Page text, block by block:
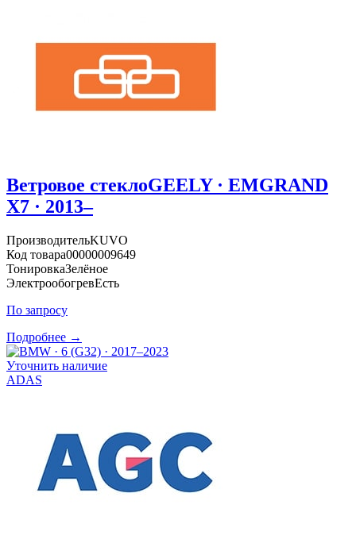
Ветровое стеклоGEELY · EMGRAND
X7 · 2013–
ПроизводительKUVO
Код товара00000009649
ТонировкаЗелёное
ЭлектрообогревЕсть
По запросу
Подробнее →
Уточнить наличие
ADAS